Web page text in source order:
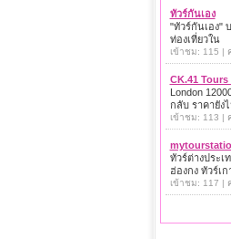
ทัวร์กันเอง
"ทัวร์กันเอง"
ท่องเที่ยวใน
เข้าชม: 115 |
CK.41
London
กลับ ราคายัง
เข้าชม: 113 |
ทัวร์ต่างประเ
ฮ่องกง ทัวร์เ
เข้าชม: 117 |